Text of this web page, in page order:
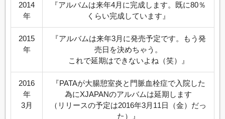
2014
年
『アルバムは来年4月に完成します。既に80％
くらい完成しています』
2015
年
『アルバムは来年3月に発売予定です。もう発
売日を決めちゃう。
これで延期はできないよね（笑）』
2016
年
3月
『PATAが大腸憩室炎と門脈血栓症で入院した
為にXJAPANのアルバムは延期します
（リリースの予定は2016年3月11日（金）だっ
た）』